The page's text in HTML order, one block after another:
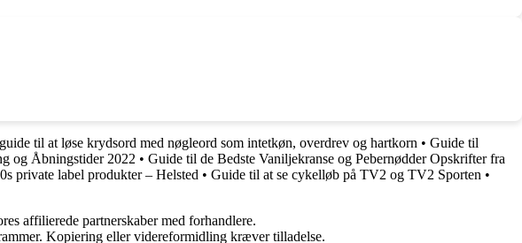
til at løse krydsord med nøgleord som intetkøn, overdrev og hartkorn • Guide til
og Åbningstider 2022 • Guide til de Bedste Vaniljekranse og Pebernødder Opskrifter fra
private label produkter – Helsted • Guide til at se cykelløb på TV2 og TV2 Sporten •
affilierede partnerskaber med forhandlere.
Kopiering eller videreformidling kræver tilladelse.